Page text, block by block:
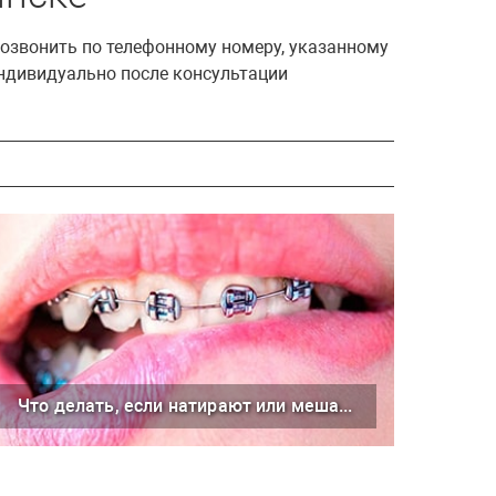
по телефонному номеру, указанному
после консультации
Что делать, если натирают или мешают брекеты